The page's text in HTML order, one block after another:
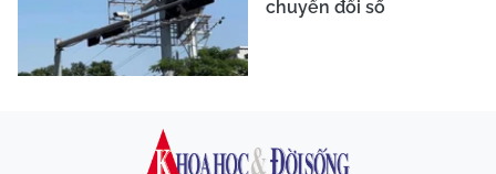
chuyển đổi số